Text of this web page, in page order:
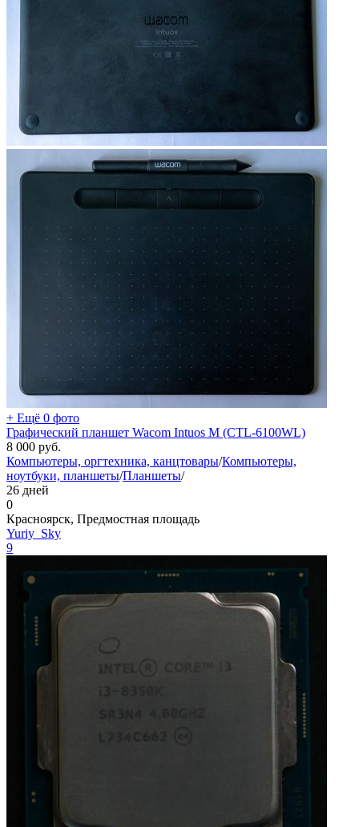
+ Ещё 0 фото
Графический планшет Wacom Intuos M (CTL-6100WL)
8 000 руб.
Компьютеры, оргтехника, канцтовары/Компьютеры,
ноутбуки, планшеты/Планшеты/
26 дней
0
Красноярск, Предмостная площадь
Yuriy_Sky
9